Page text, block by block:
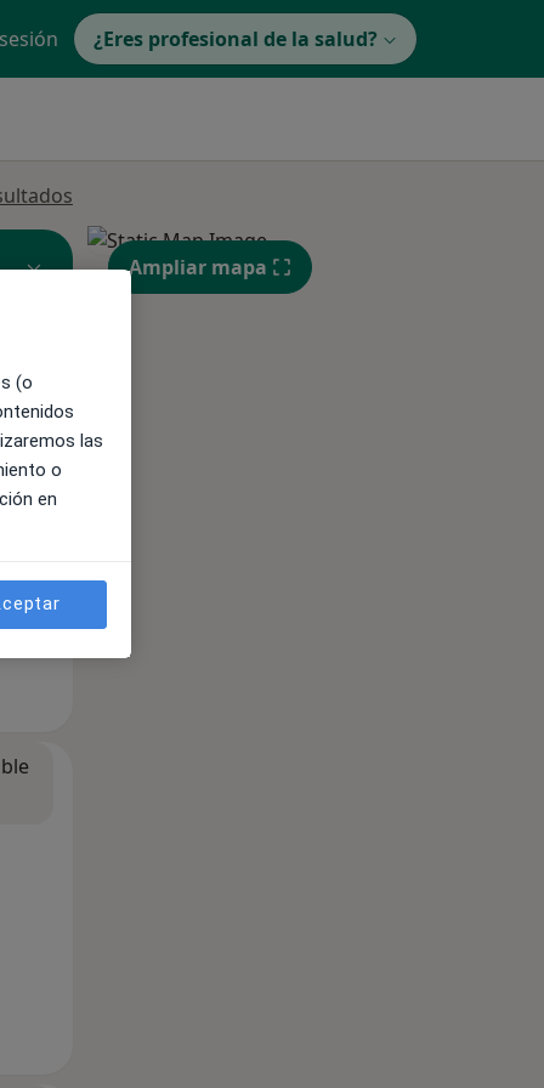
¿Eres profesional de la salud?
Ampliar mapa
(o
las
o
en